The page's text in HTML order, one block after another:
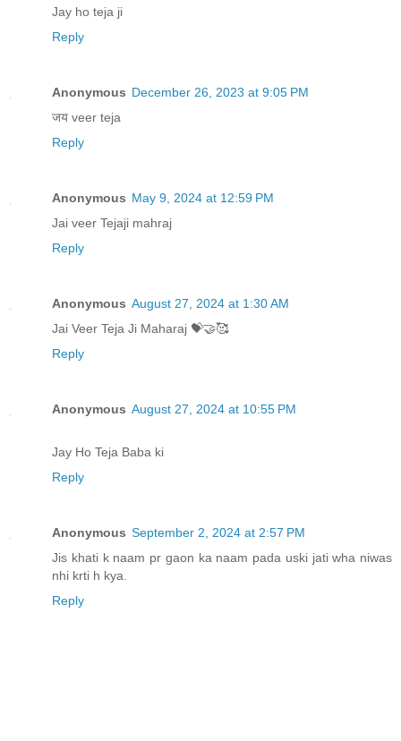
Jay ho teja ji
Reply
Anonymous December 26, 2023 at 9:05 PM
जय veer teja
Reply
Anonymous May 9, 2024 at 12:59 PM
Jai veer Tejaji mahraj
Reply
Anonymous August 27, 2024 at 1:30 AM
Jai Veer Teja Ji Maharaj 💝🤝🥰
Reply
Anonymous August 27, 2024 at 10:55 PM
Jay Ho Teja Baba ki
Reply
Anonymous September 2, 2024 at 2:57 PM
Jis khati k naam pr gaon ka naam pada uski jati wha niwas
nhi krti h kya.
Reply